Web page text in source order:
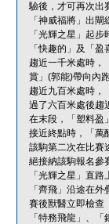
驗後，才可再次出
「神威福將」出閘
「光輝之星」起
「快趣的」及「
趨近一千米處時，
賞」(郭能)帶向內
趨近九百米處時，
過了六百米處後趨
在末段，「塑料盈
接近終點時，「萬
該駒第二次在比賽
絕接納該駒報名參
「光輝之星」直
「齊飛」沿途在外
賽後獸醫立即檢查
「特務飛龍」、